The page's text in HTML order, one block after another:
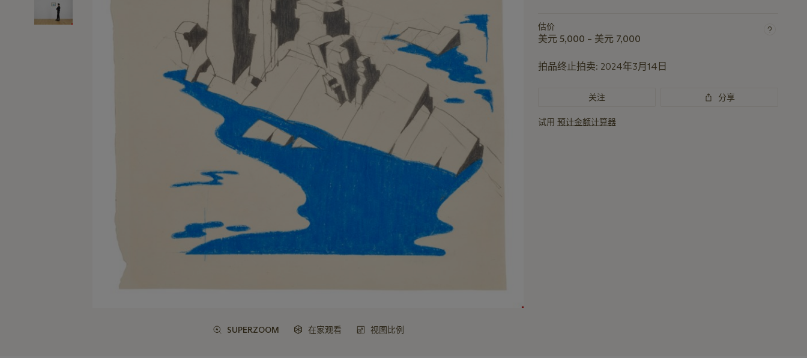
SUPERZOOM 在家观看 视图比例
估价
美元 5,000 – 美元 7,000
拍品终止拍卖: 2024年3月14日
关注 分享
试用 预计金额计算器